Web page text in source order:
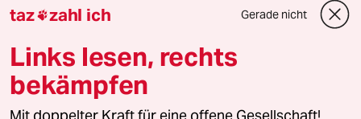
Downloads für Abonnierende
© 2026 taz Verlags und Vertriebs GmbH
Alle Rechte vorbehalten. Bei rechtlichen Fragen oder für Genehmigungen
taz zahl ich Gerade nicht
Links lesen, rechts
bekämpfen